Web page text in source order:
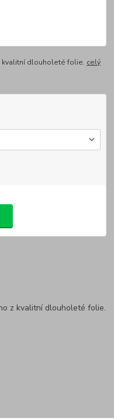
kvalitní dlouholeté folie. celý
z kvalitní dlouholeté folie.